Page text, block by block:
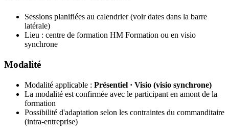
Sessions planifiées au calendrier (voir dates dans la barre
latérale)
Lieu : centre de formation HM Formation ou en visio
synchrone
Modalité
Modalité applicable : Présentiel · Visio (visio synchrone)
La modalité est confirmée avec le participant en amont de la
formation
Possibilité d'adaptation selon les contraintes du commanditaire
(intra-entreprise)